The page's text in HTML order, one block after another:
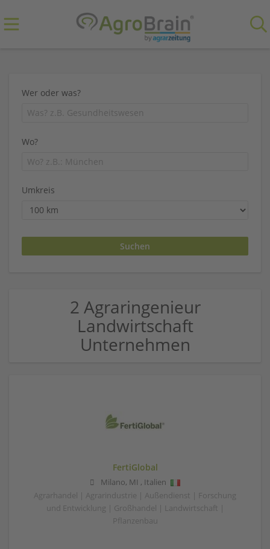
Wer oder was?
Wo?
Umkreis
2 Agraringenieur
Landwirtschaft
Unternehmen
FertiGlobal
Milano, MI , Italien
Agrarhandel | Agrarindustrie | Außendienst | Forschung
und Entwicklung | Großhandel | Landwirtschaft |
Pflanzenbau